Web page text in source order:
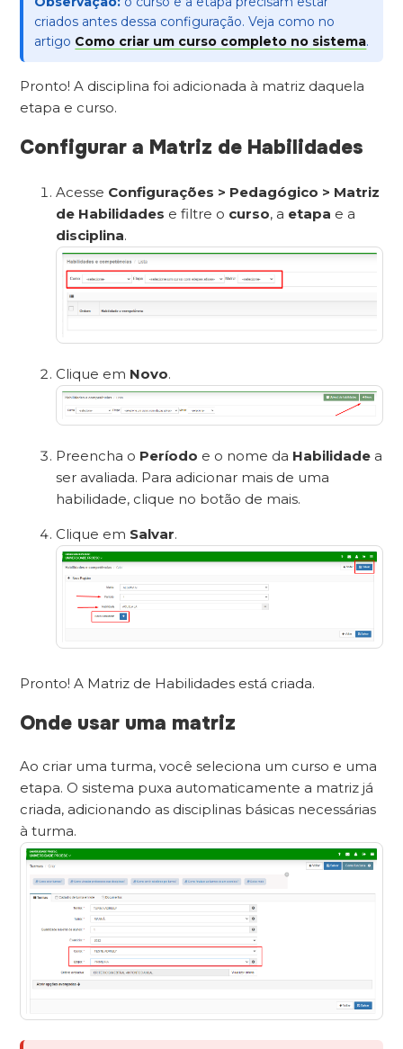
criados antes dessa configuração. Veja como no
artigo Como criar um curso completo no sistema.
Pronto! A disciplina foi adicionada à matriz daquela
etapa e curso.
Configurar a Matriz de Habilidades
Acesse Configurações > Pedagógico > Matriz
de Habilidades e filtre o curso, a etapa e a
disciplina.
Clique em Novo.
Preencha o Período e o nome da Habilidade a
ser avaliada. Para adicionar mais de uma
habilidade, clique no botão de mais.
Clique em Salvar.
Pronto! A Matriz de Habilidades está criada.
Onde usar uma matriz
Ao criar uma turma, você seleciona um curso e uma
etapa. O sistema puxa automaticamente a matriz já
criada, adicionando as disciplinas básicas necessárias
à turma.